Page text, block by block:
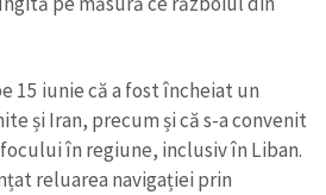
15 iunie că a fost încheiat un
și Iran, precum și că s-a convenit
în regiune, inclusiv în Liban.
reluarea navigației prin